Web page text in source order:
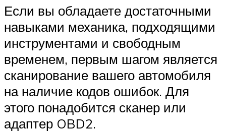
Если вы обладаете достаточными
навыками механика, подходящими
инструментами и свободным
временем, первым шагом является
сканирование вашего автомобиля
на наличие кодов ошибок. Для
этого понадобится сканер или
адаптер OBD2.